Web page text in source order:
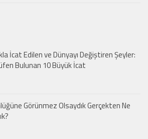
İcat Edilen ve Dünyayı Değiştiren Şeyler:
Bulunan 10 Büyük İcat
Görünmez Olsaydık Gerçekten Ne